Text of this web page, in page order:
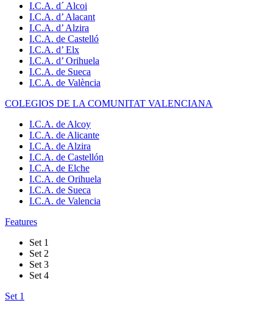
I.C.A. d´ Alcoi
I.C.A. d’ Alacant
I.C.A. d’ Alzira
I.C.A. de Castelló
I.C.A. d’ Elx
I.C.A. d’ Orihuela
I.C.A. de Sueca
I.C.A. de València
COLEGIOS DE LA COMUNITAT VALENCIANA
I.C.A. de Alcoy
I.C.A. de Alicante
I.C.A. de Alzira
I.C.A. de Castellón
I.C.A. de Elche
I.C.A. de Orihuela
I.C.A. de Sueca
I.C.A. de Valencia
Features
Set 1
Set 2
Set 3
Set 4
Set 1